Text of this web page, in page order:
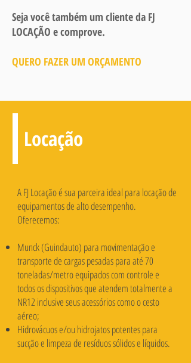
Seja você também um cliente da FJ
LOCAÇÃO e comprove.
QUERO FAZER UM ORÇAMENTO
Locação
A FJ Locação é sua parceira ideal para locação de
equipamentos de alto desempenho.
Oferecemos:
Munck (Guindauto) para movimentação e
transporte de cargas pesadas para até 70
toneladas/metro equipados com controle e
todos os dispositivos que atendem totalmente a
NR12 inclusive seus acessórios como o cesto
aéreo;
Hidrovácuos e/ou hidrojatos potentes para
sucção e limpeza de resíduos sólidos e líquidos.